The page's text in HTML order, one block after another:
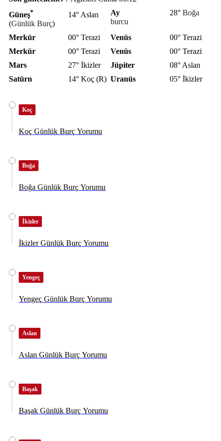
Güneş*
14° Aslan
(Günlük Burç)
Ay 28° Boğa
burcu
Merkür
00° Terazi Venüs
00° Terazi
Merkür
00° Terazi Venüs
00° Terazi
Mars
27° İkizler Jüpiter
08° Aslan
Satürn
14° Koç (R) Uranüs 05° İkizler
Koç
Koç Günlük Burç Yorumu
Boğa
Boğa Günlük Burç Yorumu
İkizler
İkizler Günlük Burç Yorumu
Yengeç
Yengeç Günlük Burç Yorumu
Aslan
Aslan Günlük Burç Yorumu
Başak
Başak Günlük Burç Yorumu